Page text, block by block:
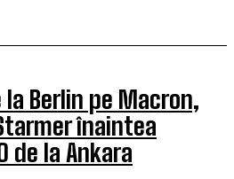
Berlin pe Macron,
înaintea
de la Ankara